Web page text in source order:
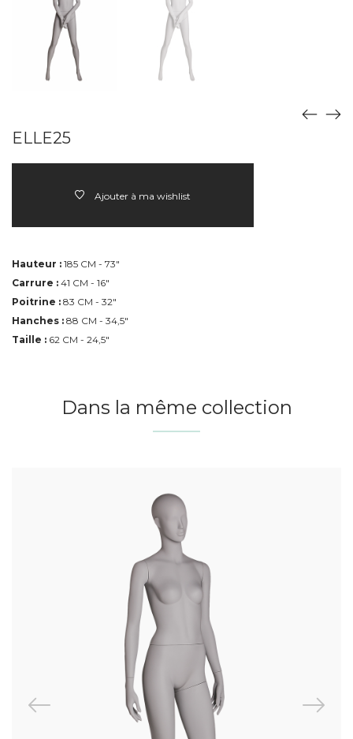
ELLE25
Ajouter à ma wishlist
Hauteur : 185 CM - 73"
Carrure : 41 CM - 16"
Poitrine : 83 CM - 32"
Hanches : 88 CM - 34,5"
Taille : 62 CM - 24,5"
Dans la même collection